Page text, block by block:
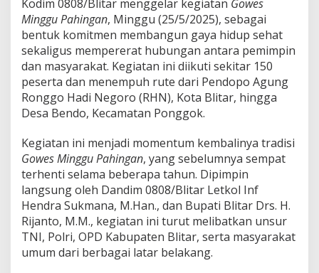
,
B
a
n
g
u
n
S
e
n
g
a
t
H
i
d
u
p
Kodim 0808/Blitar menggelar kegiatan Gowes
Minggu Pahingan, Minggu (25/5/2025), sebagai
bentuk komitmen membangun gaya hidup sehat
sekaligus mempererat hubungan antara pemimpin
dan masyarakat. Kegiatan ini diikuti sekitar 150
peserta dan menempuh rute dari Pendopo Agung
Ronggo Hadi Negoro (RHN), Kota Blitar, hingga
Desa Bendo, Kecamatan Ponggok.
Kegiatan ini menjadi momentum kembalinya tradisi
Gowes Minggu Pahingan, yang sebelumnya sempat
terhenti selama beberapa tahun. Dipimpin
langsung oleh Dandim 0808/Blitar Letkol Inf
Hendra Sukmana, M.Han., dan Bupati Blitar Drs. H.
Rijanto, M.M., kegiatan ini turut melibatkan unsur
TNI, Polri, OPD Kabupaten Blitar, serta masyarakat
umum dari berbagai latar belakang.